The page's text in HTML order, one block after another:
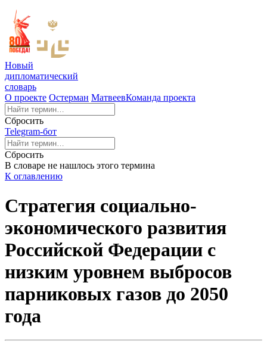
Новый
дипломатический
словарь
О проекте Остерман МатвеевКоманда проекта
Сбросить
Telegram-бот
Сбросить
В словаре не нашлось этого термина
К оглавлению
Стратегия социально-
экономического развития
Российской Федерации с
низким уровнем выбросов
парниковых газов до 2050
года